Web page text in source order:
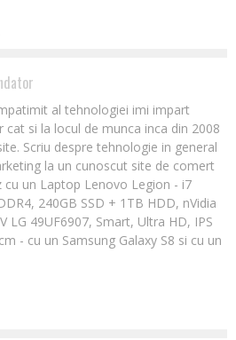
al tehnologiei imi impart
si la locul de munca inca din 2008
Scriu despre tehnologie in general
la un cunoscut site de comert
cu un Laptop Lenovo Legion - i7
240GB SSD + 1TB HDD, nVidia
LG 49UF6907, Smart, Ultra HD, IPS
- cu un Samsung Galaxy S8 si cu un